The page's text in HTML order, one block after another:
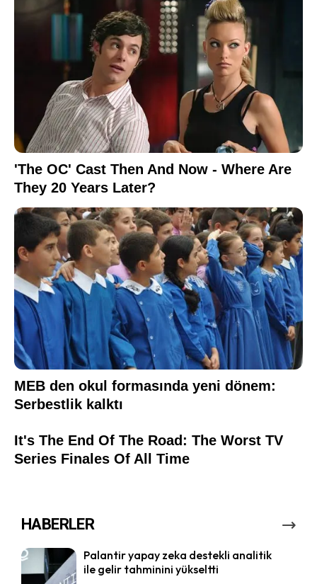
HABERLER
Palantir yapay zeka destekli analitik
ile gelir tahminini yükseltti